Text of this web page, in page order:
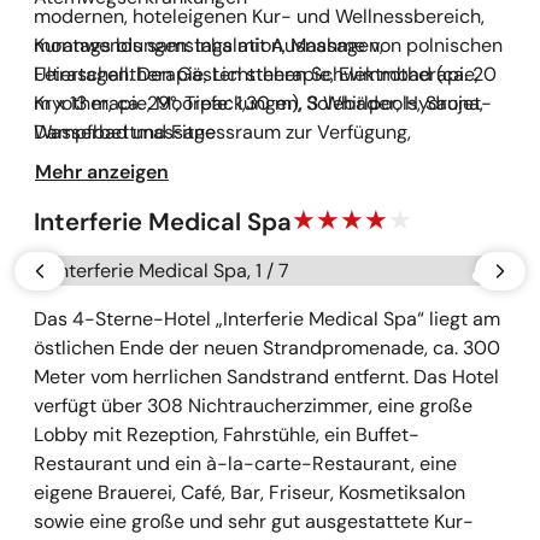
modernen, hoteleigenen Kur- und Wellnessbereich,
montags bis samstags mit Ausnahme von polnischen
Feiertagen. Den Gästen stehen Schwimmbad (ca. 20
m x 13 m, ca. 29°, Tiefe: 1,30 m), 3 Whirlpools, Sauna,
Dampfbad und Fitnessraum zur Verfügung,
außerdem Kosmetiksalon und Salzgrotte gegen
Gebühr. Das Hotel ist für mobilitätseingeschränkte
Personen geeignet.
Kuranwendungen: Inhalation, Massagen,
Ultraschalltherapie, Lichttherapie, Elektrotherapie,
Kryotherapie, Moorpackungen, Solebäder, Hydrojet-
Wasserbettmassage
Mehr anzeigen
Interferie Medical Spa
Galerie überspringen
vorherige
Das 4-Sterne-Hotel „Interferie Medical Spa“ liegt am
östlichen Ende der neuen Strandpromenade, ca. 300
Meter vom herrlichen Sandstrand entfernt. Das Hotel
verfügt über 308 Nichtraucherzimmer, eine große
Lobby mit Rezeption, Fahrstühle, ein Buffet-
Restaurant und ein à-la-carte-Restaurant, eine
eigene Brauerei, Café, Bar, Friseur, Kosmetiksalon
sowie eine große und sehr gut ausgestattete Kur-